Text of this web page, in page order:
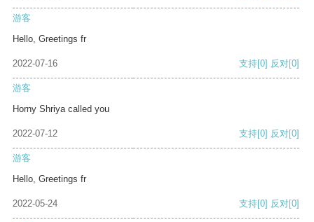
游客
Hello, Greetings fr
2022-07-16 支持[0] 反对[0]
游客
Horny Shriya called you
2022-07-12 支持[0] 反对[0]
游客
Hello, Greetings fr
2022-05-24 支持[0] 反对[0]